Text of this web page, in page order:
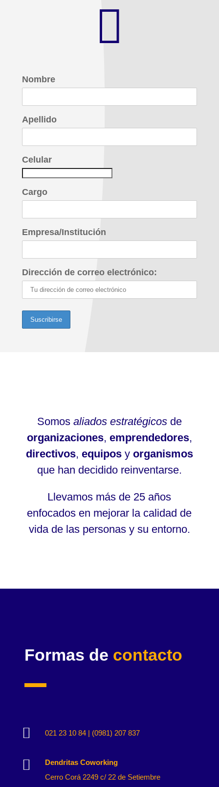

Nombre
Apellido
Celular
Cargo
Empresa/Institución
Dirección de correo electrónico:
Somos aliados estratégicosde
organizaciones, emprendedores,
directivos, equiposy organismos
que han decidido reinventarse.
Llevamos más de 25 años
enfocados en mejorar la calidad de
vida de las personas y su entorno.
Formas de contacto
 021 23 10 84 | (0981) 207 837

Dendritas Coworking
Cerro Corá 2249 c/ 22 de Setiembre